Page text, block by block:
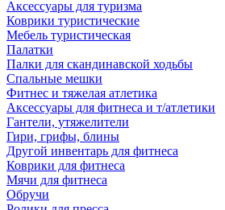
Аксессуары для туризма
Коврики туристические
Мебель туристическая
Палатки
Палки для скандинавской ходьбы
Спальные мешки
Фитнес и тяжелая атлетика
Аксессуары для фитнеса и т/атлетики
Гантели, утяжелители
Гири, грифы, блины
Другой инвентарь для фитнеса
Коврики для фитнеса
Мячи для фитнеса
Обручи